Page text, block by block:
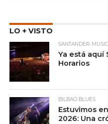
LO + VISTO
SANTANDER MUSIC
Ya está aquí
Horarios
BILBAO BLUES
Estuvimos
2026: Una